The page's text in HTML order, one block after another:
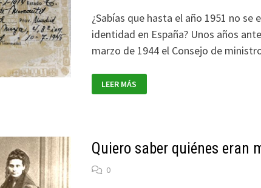
¿Sabías que hasta el año 1951 no
identidad en España? Unos años
marzo de 1944 el Consejo de
PRIMER
CARNET
NO
PUDIERON
LEER MÁS
Quiero saber quiénes eran
0